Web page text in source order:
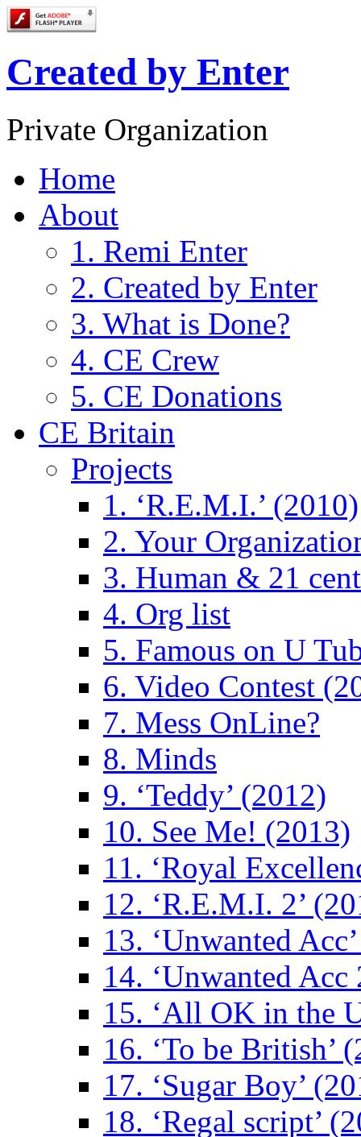
Created by Enter
Private Organization
Home
About
1. Remi Enter
2. Created by Enter
3. What is Done?
4. CE Crew
5. CE Donations
CE Britain
Projects
1. ‘R.E.M.I.’ (2010)
2. Your
3. Human & 21
4. Org list
5. Famous on U
6. Video Contest
7. Mess OnLine?
8. Minds
9. ‘Teddy’ (2012)
10. See Me! (2013)
11. ‘Royal
12. ‘R.E.M.I. 2’
13. ‘Unwanted
14. ‘Unwanted Acc
15. ‘All OK in the
16. ‘To be British’
17. ‘Sugar Boy’
18. ‘Regal script’